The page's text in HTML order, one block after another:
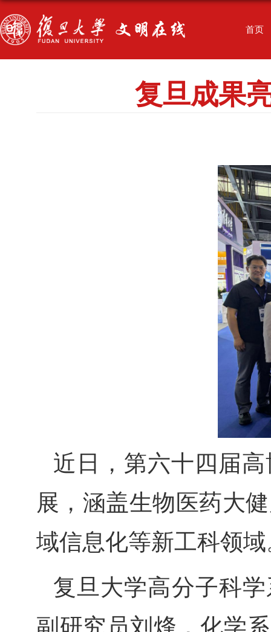
首页
复旦成果
近日，第六十四届
展，涵盖生物医药大
域信息化等新工科领
复旦大学高分子科
副研究员刘烽，化学